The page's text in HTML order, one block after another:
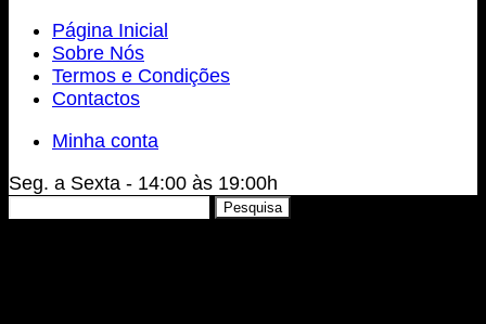
Página Inicial
Sobre Nós
Termos e Condições
Contactos
Minha conta
Seg. a Sexta - 14:00 às 19:00h
Pesquisa